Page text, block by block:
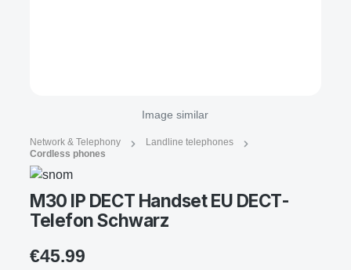
Image similar
Network & Telephony
Landline telephones
Cordless phones
M30 IP DECT Handset EU DECT-
Telefon Schwarz
€45.99